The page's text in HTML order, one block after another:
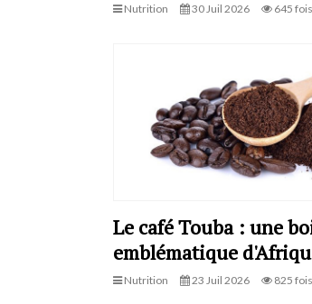
Nutrition 30 Juil 2026 645 fois
Le café Touba : une
emblématique
Nutrition 23 Juil 2026 825 fois